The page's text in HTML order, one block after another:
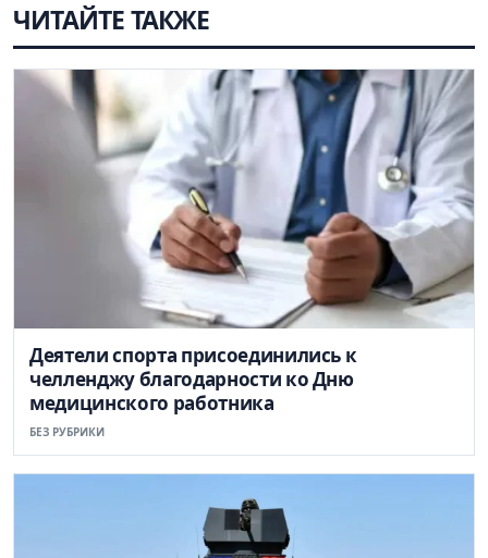
ЧИТАЙТЕ ТАКЖЕ
Деятели спорта присоединились к
челленджу благодарности ко Дню
медицинского работника
БЕЗ РУБРИКИ